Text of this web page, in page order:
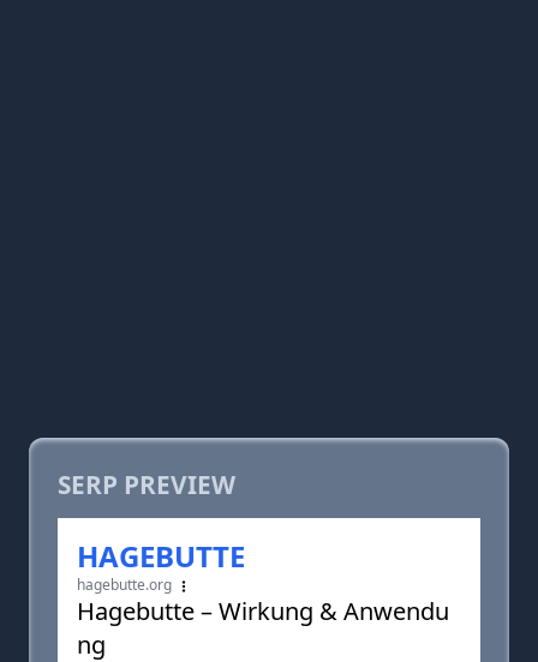
SERP PREVIEW
HAGEBUTTE
hagebutte.org
Hagebutte – Wirkung & Anwendu
ng